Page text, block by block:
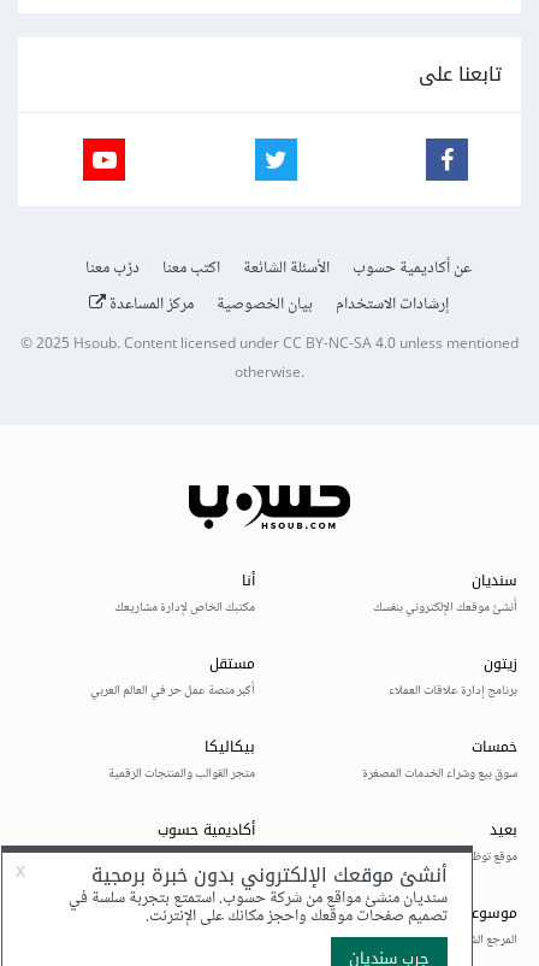
تابعنا على
عن أكاديمية حسوب الأسئلة الشائعة اكتب معنا
درّب معنا
إرشادات الاستخدام
بيان الخصوصية مركز المساعدة
© 2025Hsoub.Content licensed underCC BY-NC-SA 4.0unless mentioned
otherwise.